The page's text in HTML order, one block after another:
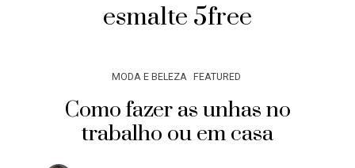
esmalte 5free
MODA E BELEZA FEATURED
Como fazer as unhas no
trabalho ou em casa